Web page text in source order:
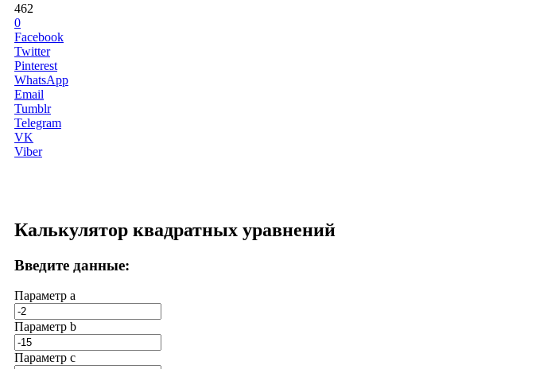
462
0
Facebook
Twitter
Pinterest
WhatsApp
Email
Tumblr
Telegram
VK
Viber
Калькулятор квадратных уравнений
Введите данные:
Параметр a
Параметр b
Параметр с